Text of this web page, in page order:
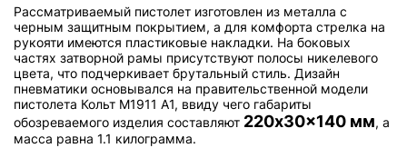
Рассматриваемый пистолет изготовлен из металла с
черным защитным покрытием, а для комфорта стрелка на
рукояти имеются пластиковые накладки. На боковых
частях затворной рамы присутствуют полосы никелевого
цвета, что подчеркивает брутальный стиль. Дизайн
пневматики основывался на правительственной модели
пистолета Кольт М1911 А1, ввиду чего габариты
обозреваемого изделия составляют 220x30x140 мм, а
масса равна 1.1 килограмма.